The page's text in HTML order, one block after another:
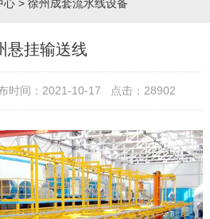
心> 徐州成套流水线设备
悬挂输送线
时间：2021-10-17 点击：28902